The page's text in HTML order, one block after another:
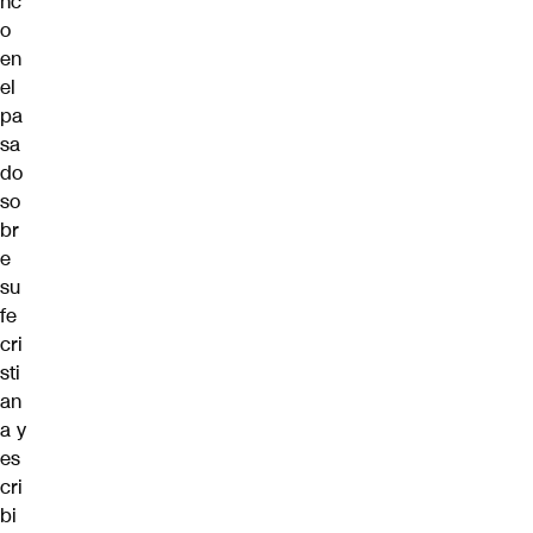
o
en
el
pa
sa
do
so
br
e
su
fe
cri
sti
an
a y
es
cri
bi